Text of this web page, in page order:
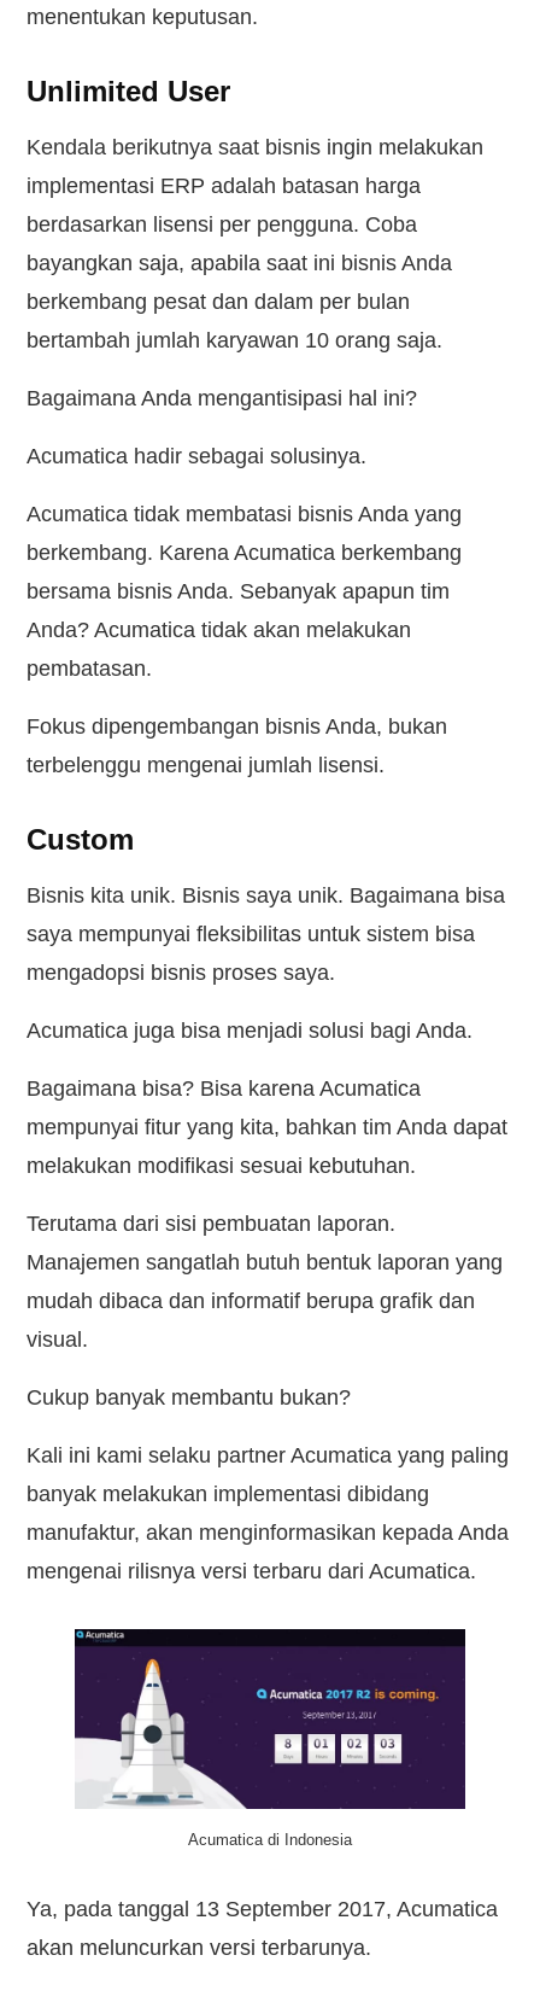
menentukan keputusan.
Unlimited User
Kendala berikutnya saat bisnis ingin melakukan
implementasi ERP adalah batasan harga
berdasarkan lisensi per pengguna. Coba
bayangkan saja, apabila saat ini bisnis Anda
berkembang pesat dan dalam per bulan
bertambah jumlah karyawan 10 orang saja.
Bagaimana Anda mengantisipasi hal ini?
Acumatica hadir sebagai solusinya.
Acumatica tidak membatasi bisnis Anda yang
berkembang. Karena Acumatica berkembang
bersama bisnis Anda. Sebanyak apapun tim
Anda? Acumatica tidak akan melakukan
pembatasan.
Fokus dipengembangan bisnis Anda, bukan
terbelenggu mengenai jumlah lisensi.
Custom
Bisnis kita unik. Bisnis saya unik. Bagaimana bisa
saya mempunyai fleksibilitas untuk sistem bisa
mengadopsi bisnis proses saya.
Acumatica juga bisa menjadi solusi bagi Anda.
Bagaimana bisa? Bisa karena Acumatica
mempunyai fitur yang kita, bahkan tim Anda dapat
melakukan modifikasi sesuai kebutuhan.
Terutama dari sisi pembuatan laporan.
Manajemen sangatlah butuh bentuk laporan yang
mudah dibaca dan informatif berupa grafik dan
visual.
Cukup banyak membantu bukan?
Kali ini kami selaku partner Acumatica yang paling
banyak melakukan implementasi dibidang
manufaktur, akan menginformasikan kepada Anda
mengenai rilisnya versi terbaru dari Acumatica.
Acumatica di Indonesia
Ya, pada tanggal 13 September 2017, Acumatica
akan meluncurkan versi terbarunya.